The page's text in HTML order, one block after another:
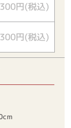
円(税込)
円(税込)